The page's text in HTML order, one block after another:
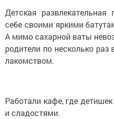
Детская
себе своими яркими
А мимо сахарной ваты
родители по несколько
лакомством.
Работали кафе, где
и сладостями.